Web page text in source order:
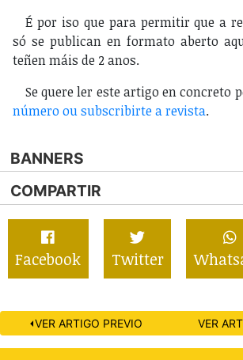
É por iso que para permitir que a
só se publican en formato aberto
teñen máis de 2 anos.
Se quere ler este artigo en concreto
número ou subscribirte a revista.
BANNERS
COMPARTIR
Facebook Twitter
⏴VER ARTIGO PREVIO VER